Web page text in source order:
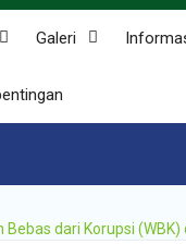
Galeri
dari Korupsi